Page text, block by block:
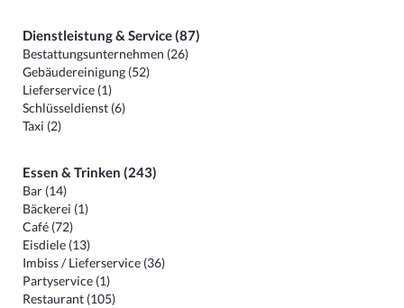
Dienstleistung & Service (87)
Bestattungsunternehmen (26)
Gebäudereinigung (52)
Lieferservice (1)
Schlüsseldienst (6)
Taxi (2)
Essen & Trinken (243)
Bar (14)
Bäckerei (1)
Café (72)
Eisdiele (13)
Imbiss / Lieferservice (36)
Partyservice (1)
Restaurant (105)